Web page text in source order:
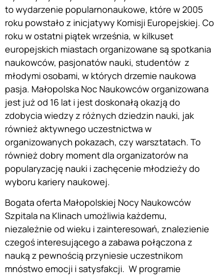
to wydarzenie popularnonaukowe, które w 2005
roku powstało z inicjatywy Komisji Europejskiej. Co
roku w ostatni piątek września, w kilkuset
europejskich miastach organizowane są spotkania
naukowców, pasjonatów nauki, studentów z
młodymi osobami, w których drzemie naukowa
pasja. Małopolska Noc Naukowców organizowana
jest już od 16 lat i jest doskonałą okazją do
zdobycia wiedzy z różnych dziedzin nauki, jak
również aktywnego uczestnictwa w
organizowanych pokazach, czy warsztatach. To
również dobry moment dla organizatorów na
popularyzację nauki i zachęcenie młodzieży do
wyboru kariery naukowej.
Bogata oferta Małopolskiej Nocy Naukowców
Szpitala na Klinach umożliwia każdemu,
niezależnie od wieku i zainteresowań, znalezienie
czegoś interesującego a zabawa połączona z
nauką z pewnością przyniesie uczestnikom
mnóstwo emocji i satysfakcji. W programie